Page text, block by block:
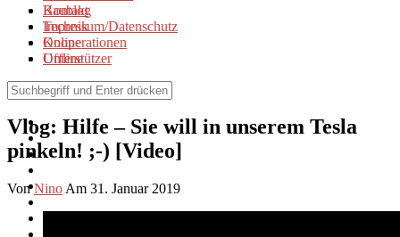
Kontakt
Impressum/Datenschutz
Kooperationen
Unterstützer
Baublog
Technik
Online
Offline
Elektromobilität
Vlog: Hilfe – Sie will in unserem Tesla
pinkeln! ;-) [Video]
VonNino Am 31. Januar 2019